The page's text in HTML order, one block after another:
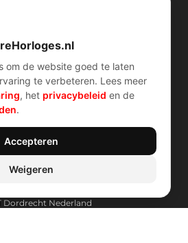
importeur en distributeur van
klantenservice
Cookiebeleid
Dordrecht Nederland
om de website goed te laten
te verbeteren. Lees meer
, het privacybeleid en de
.
Accepteren
Weigeren